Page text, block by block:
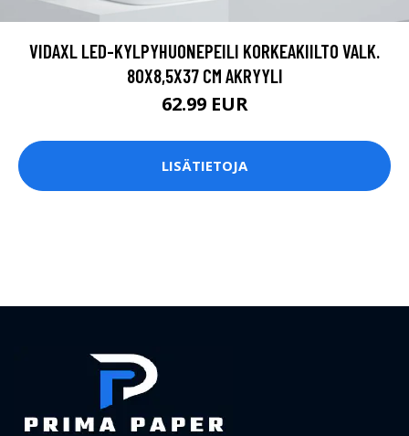
VIDAXL LED-KYLPYHUONEPEILI KORKEAKIILTO VALK.
80X8,5X37 CM AKRYYLI
62.99 EUR
LISÄTIETOJA